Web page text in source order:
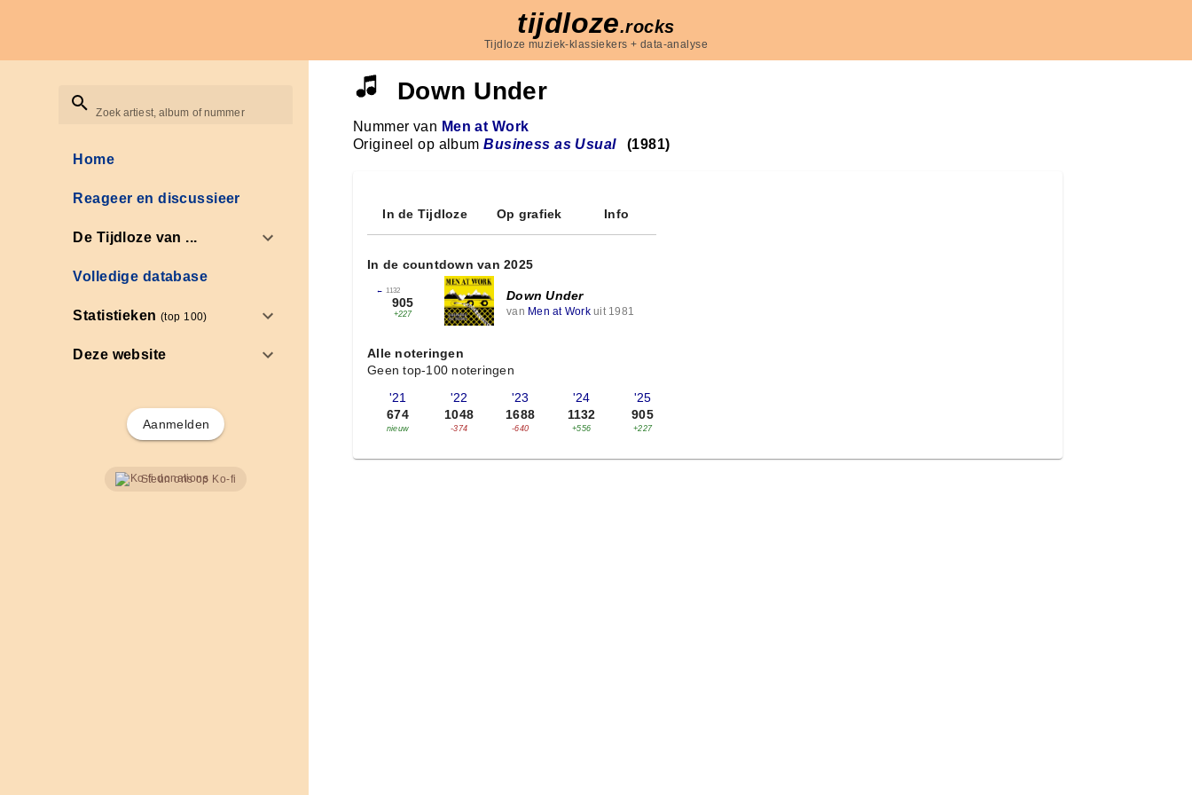
tijdloze.rocks
Tijdloze muziek-klassiekers + data-analyse
Zoek artiest, album of nummer
Home
Reageer en discussieer
De Tijdloze van ...
Volledige database
Statistieken(top 100)
Deze website
Aanmelden
Steun ons op Ko-fi
Down Under
Nummer van Men at Work
Origineel op albumBusiness as Usual (1981)
In de Tijdloze Op grafiek Info
In de countdown van 2025
← 1132
905
+227
Down Under
van Men at Workuit 1981
Alle noteringen
Geen top-100 noteringen
'21
674
nieuw
'22
1048
-374
'23
1688
-640
'24
1132
+556
'25
905
+227